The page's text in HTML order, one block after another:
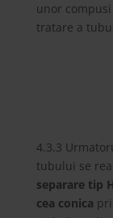
unor
tratare a
4.3.3
tubului se
separare tip
cea conica